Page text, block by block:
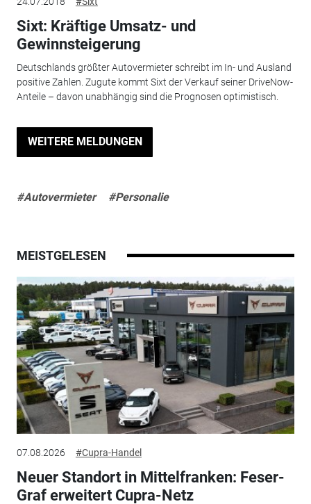
Sixt: Kräftige Umsatz- und
Gewinnsteigerung
Deutschlands größter Autovermieter schreibt im In- und Ausland
positive Zahlen. Zugute kommt Sixt der Verkauf seiner DriveNow-
Anteile – davon unabhängig sind die Prognosen optimistisch.
WEITERE MELDUNGEN
#Autovermieter #Personalie
MEISTGELESEN
07.08.2026 #Cupra-Handel
Neuer Standort in Mittelfranken: Feser-
Graf erweitert Cupra-Netz